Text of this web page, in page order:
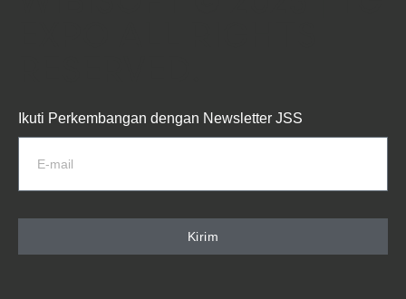
Ikuti Perkembangan dengan Newsletter JSS
Kirim